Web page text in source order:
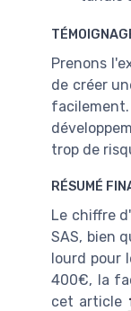
Prenons
de créer
trop de
RÉSUMÉ
Le chiffre
SAS, bien
lourd pour
400€, la
cet article